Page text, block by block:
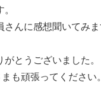
さんに感想聞いてみま
とうございました。
も頑張ってください。